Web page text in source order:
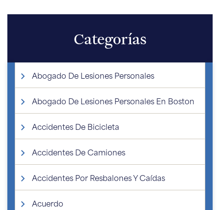
Categorías
Abogado De Lesiones Personales
Abogado De Lesiones Personales En Boston
Accidentes De Bicicleta
Accidentes De Camiones
Accidentes Por Resbalones Y Caídas
Acuerdo